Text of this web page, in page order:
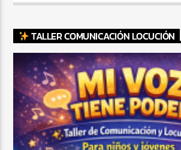
TALLER COMUNICACIÓN LOCUCIÓN